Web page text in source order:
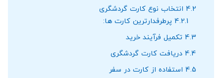
4.2 انتخاب نوع کارت گردشگری
4.2.1 پرطرفدارترین کارت ‌ها:
4.3 تکمیل فرآیند خرید
4.4 دریافت کارت گردشگری
4.5 استفاده از کارت در سفر